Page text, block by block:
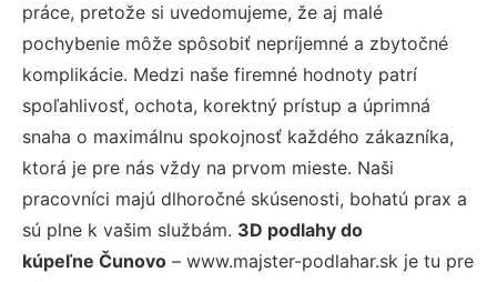
práce, pretože si uvedomujeme, že aj malé
pochybenie môže spôsobiť nepríjemné a zbytočné
komplikácie. Medzi naše firemné hodnoty patrí
spoľahlivosť, ochota, korektný prístup a úprimná
snaha o maximálnu spokojnosť každého zákazníka,
ktorá je pre nás vždy na prvom mieste. Naši
pracovníci majú dlhoročné skúsenosti, bohatú prax a
sú plne k vašim službám. 3D podlahy do
kúpeľne Čunovo – www.majster-podlahar.sk je tu pre